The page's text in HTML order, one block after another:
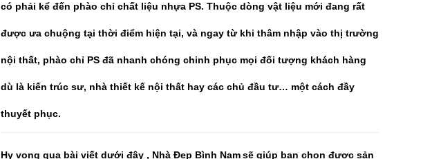
có phải kể đến phào chỉ chất liệu nhựa PS. Thuộc dòng vật liệu mới đang rất
được ưa chuộng tại thời điểm hiện tại, và ngay từ khi thâm nhập vào thị trường
nội thất, phào chỉ PS đã nhanh chóng chinh phục mọi đối tượng khách hàng
dù là kiến trúc sư, nhà thiết kế nội thất hay các chủ đầu tư… một cách đầy
thuyết phục.
Hy vọng qua bài viết dưới đây , Nhà Đẹp Bình Nam sẽ giúp bạn chọn được sản